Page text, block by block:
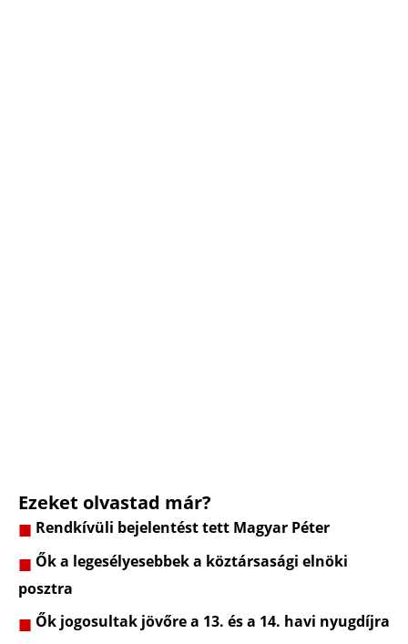
Ezeket olvastad már?
Rendkívüli bejelentést tett Magyar Péter
Ők a legesélyesebbek a köztársasági elnöki
posztra
Ők jogosultak jövőre a 13. és a 14. havi nyugdíjra